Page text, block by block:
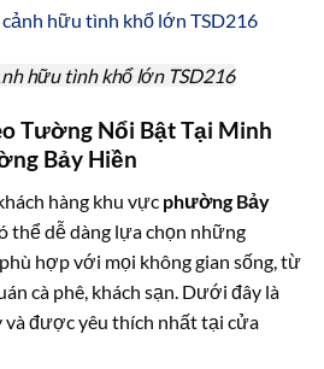
hữu tình khổ lớn TSD216
Tường Nổi Bật Tại Minh
Bảy Hiền
khách hàng khu vực phường Bảy
thể dễ dàng lựa chọn những
phù hợp với mọi không gian sống, từ
cà phê, khách sạn. Dưới đây là
và được yêu thích nhất tại cửa